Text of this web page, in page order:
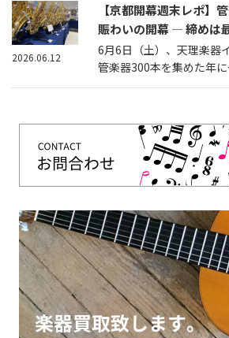
【京都開幕週末レポ】
賑わいの開幕 — 締めは
6月6日（土）、天理楽器
管楽器300本を集めた年に
2026.06.12